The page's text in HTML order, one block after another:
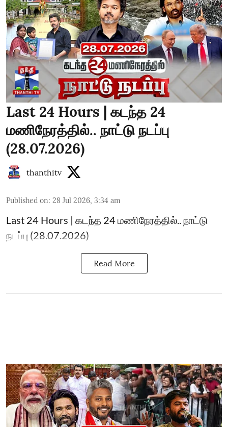
Last 24 Hours | கடந்த 24
மணிநேரத்தில்.. நாட்டு நடப்பு
(28.07.2026)
thanthitv
Published on: 28 Jul 2026, 3:34 am
Last 24 Hours | கடந்த 24 மணிநேரத்தில்.. நாட்டு
நடப்பு (28.07.2026)
Read More